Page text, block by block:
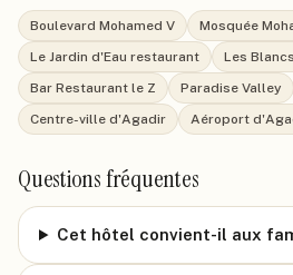
Boulevard Mohamed V Mosquée
Le Jardin d'Eau restaurant
Les
Bar Restaurant le Z
Paradise Valley
Centre-ville d'Agadir
Aéroport
Questions fréquentes
Cet hôtel convient-il aux